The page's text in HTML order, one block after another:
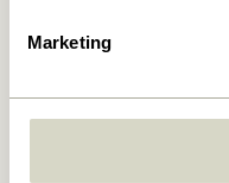
Marketing